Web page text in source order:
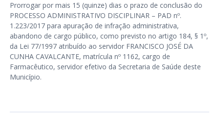
Prorrogar por mais 15 (quinze) dias o prazo de conclusão do
PROCESSO ADMINISTRATIVO DISCIPLINAR – PAD nº.
1.223/2017 para apuração de infração administrativa,
abandono de cargo público, como previsto no artigo 184, § 1º,
da Lei 77/1997 atribuído ao servidor FRANCISCO JOSÉ DA
CUNHA CAVALCANTE, matrícula nº 1162, cargo de
Farmacêutico, servidor efetivo da Secretaria de Saúde deste
Município.